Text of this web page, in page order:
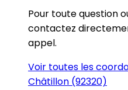
Pour toute question
contactez
appel.
Voir toutes les
Châtillon (92320)